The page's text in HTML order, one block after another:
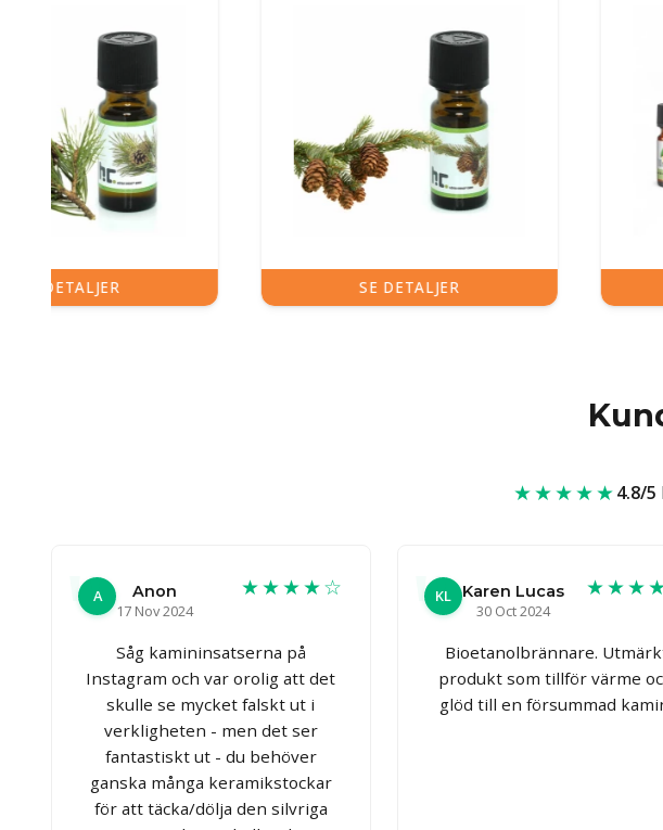
★★★★★4.8/5
A
Anon
17 Nov 2024
★★★★☆
Såg kamininsatserna på
Instagram och var orolig att det
skulle se mycket falskt ut i
verkligheten - men det ser
fantastiskt ut - du behöver
ganska många keramikstockar
för att täcka/dölja den silvriga
KL Karen Lucas
30 Oct 2024
Bioetanolbrännare.
produkt som tillför värme
glöd till en försummad